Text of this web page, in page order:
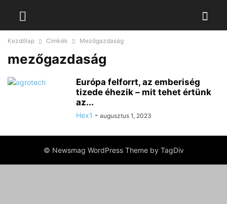
Kezdőlap Címkék Mezőgazdaság
mezőgazdaság
Európa felforrt, az emberiség
tizede éhezik – mit tehet értünk
az...
Hex1 - augusztus 1, 2023
© Newsmag WordPress Theme by TagDiv